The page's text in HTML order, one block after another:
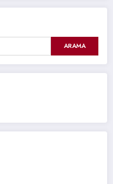
ARAMA